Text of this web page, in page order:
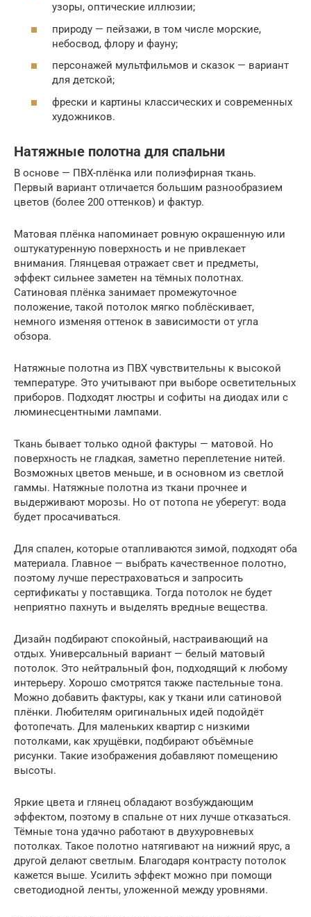
узоры, оптические иллюзии;
природу — пейзажи, в том числе морские,
небосвод, флору и фауну;
персонажей мультфильмов и сказок — вариант
для детской;
фрески и картины классических и современных
художников.
Натяжные полотна для спальни
В основе — ПВХ-плёнка или полиэфирная ткань.
Первый вариант отличается большим разнообразием
цветов (более 200 оттенков) и фактур.
Матовая плёнка напоминает ровную окрашенную или
оштукатуренную поверхность и не привлекает
внимания. Глянцевая отражает свет и предметы,
эффект сильнее заметен на тёмных полотнах.
Сатиновая плёнка занимает промежуточное
положение, такой потолок мягко поблёскивает,
немного изменяя оттенок в зависимости от угла
обзора.
Натяжные полотна из ПВХ чувствительны к высокой
температуре. Это учитывают при выборе осветительных
приборов. Подходят люстры и софиты на диодах или с
люминесцентными лампами.
Ткань бывает только одной фактуры — матовой. Но
поверхность не гладкая, заметно переплетение нитей.
Возможных цветов меньше, и в основном из светлой
гаммы. Натяжные полотна из ткани прочнее и
выдерживают морозы. Но от потопа не уберегут: вода
будет просачиваться.
Для спален, которые отапливаются зимой, подходят оба
материала. Главное — выбрать качественное полотно,
поэтому лучше перестраховаться и запросить
сертификаты у поставщика. Тогда потолок не будет
неприятно пахнуть и выделять вредные вещества.
Дизайн подбирают спокойный, настраивающий на
отдых. Универсальный вариант — белый матовый
потолок. Это нейтральный фон, подходящий к любому
интерьеру. Хорошо смотрятся также пастельные тона.
Можно добавить фактуры, как у ткани или сатиновой
плёнки. Любителям оригинальных идей подойдёт
фотопечать. Для маленьких квартир с низкими
потолками, как хрущёвки, подбирают объёмные
рисунки. Такие изображения добавляют помещению
высоты.
Яркие цвета и глянец обладают возбуждающим
эффектом, поэтому в спальне от них лучше отказаться.
Тёмные тона удачно работают в двухуровневых
потолках. Такое полотно натягивают на нижний ярус, а
другой делают светлым. Благодаря контрасту потолок
кажется выше. Усилить эффект можно при помощи
светодиодной ленты, уложенной между уровнями.